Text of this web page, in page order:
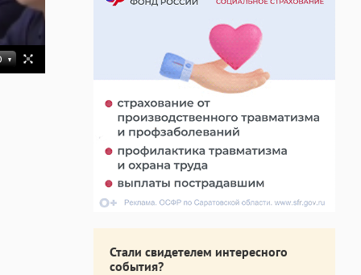
Стали свидетелем интересного
события?